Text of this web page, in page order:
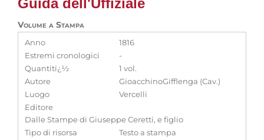
Guida dell'Uffiziale
Volume a Stampa
Anno
1816
Estremi cronologici
-
Quantitï¿½
1 vol.
Autore
GioacchinoGifflenga (Cav.)
Luogo
Vercelli
Editore
Dalle Stampe di Giuseppe Ceretti, e figlio
Tipo di risorsa
Testo a stampa